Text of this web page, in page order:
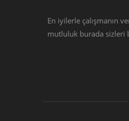
En iyilerle çalışmanın
mutluluk burada sizleri